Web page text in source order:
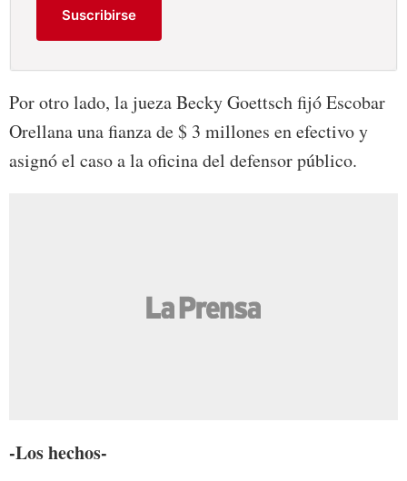
Suscribirse
Por otro lado, la jueza Becky Goettsch fijó Escobar
Orellana una fianza de $ 3 millones en efectivo y
asignó el caso a la oficina del defensor público.
-Los hechos-